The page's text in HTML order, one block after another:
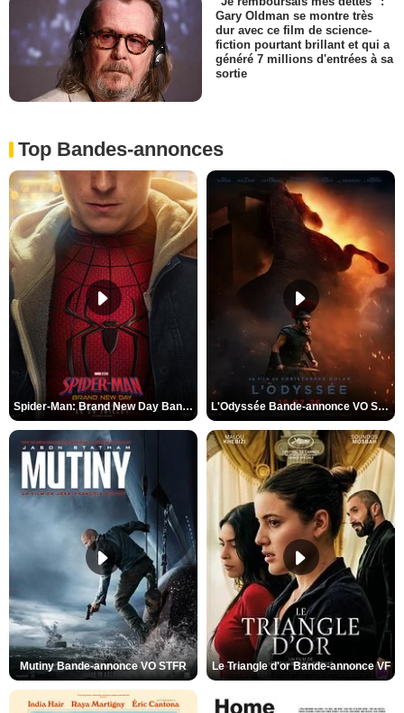
Gary Oldman se montre très
dur avec ce film de science-
fiction pourtant brillant et qui a
généré 7 millions d'entrées à sa
sortie
Top Bandes-annonces
Spider-Man: Brand New Day Bande-annonce VO STFR L'Odyssée Bande-annonce VO STFR
Mutiny Bande-annonce VO STFR Le Triangle d'or Bande-annonce VF